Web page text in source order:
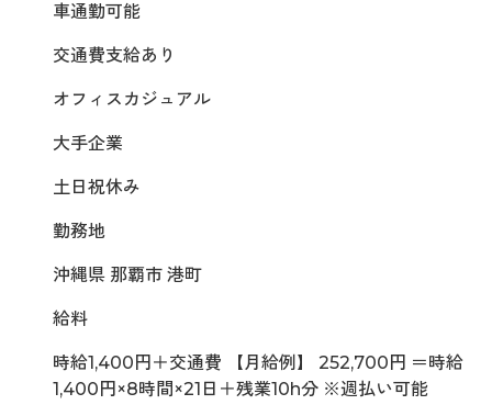
車通勤可能
交通費支給あり
オフィスカジュアル
大手企業
土日祝休み
勤務地
沖縄県 那覇市 港町
給料
時給1,400円＋交通費 【月給例】 252,700円 ＝時給
1,400円×8時間×21日＋残業10h分 ※週払い可能